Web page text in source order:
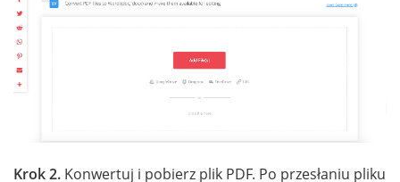
Krok 2. Konwertuj i pobierz plik PDF. Po przesłaniu pliku